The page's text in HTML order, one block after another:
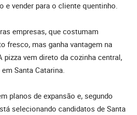
e vender para o cliente quentinho.
empresas, que costumam
fresco, mas ganha vantagem na
pizza vem direto da cozinha central,
Santa Catarina.
planos de expansão e, segundo
selecionando candidatos de Santa